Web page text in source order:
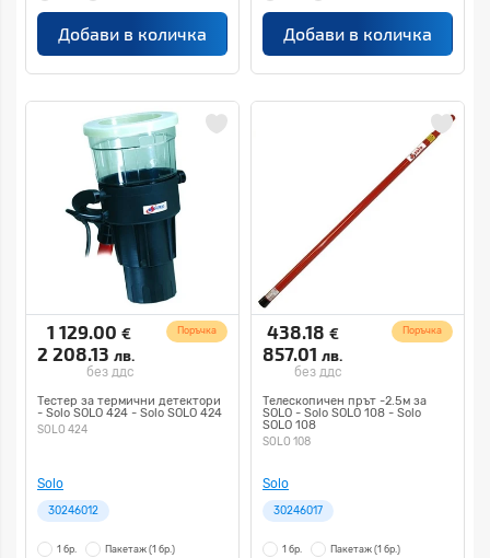
Добави в количка Добави в количка
1 129.00 €
2 208.13 лв.
без ддс
Поръчка
Тестер за термични детектори
- Solo SOLO 424 - Solo SOLO 424
SOLO 424
Solo
30246012
1 бр. Пакетаж (1 бр.)
438.18 €
857.01 лв.
без ддс
Поръчка
Телескопичен прът -2.5м за
SOLO - Solo SOLO 108 - Solo
SOLO 108
SOLO 108
Solo
30246017
1 бр. Пакетаж (1 бр.)